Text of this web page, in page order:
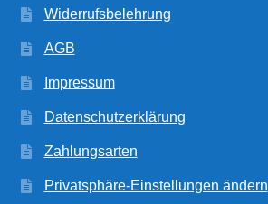
Widerrufsbelehrung
AGB
Impressum
Datenschutzerklärung
Zahlungsarten
Privatsphäre-Einstellungen ändern